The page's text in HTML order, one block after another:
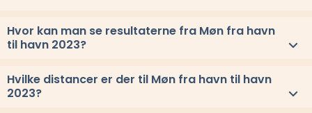
Møn fra havn til havn 2023 løbes lørdag 6. maj 2023.
Hvor kan man se resultaterne fra Møn fra havn
til havn 2023?
Se link til resultaterne eller se alle vindere herover
Hvilke distancer er der til Møn fra havn til havn
2023?